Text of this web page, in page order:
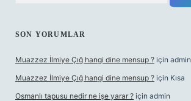
SON YORUMLAR
Muazzez İlmiye Çığ hangi dine mensup ? için admin
Muazzez İlmiye Çığ hangi dine mensup ? için Kısa
Osmanlı tapusu nedir ne işe yarar ? için admin